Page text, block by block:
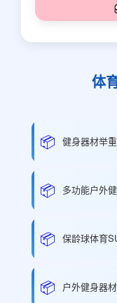
体
📦 健身器材举
📦 多功能户外
📦 保龄球体育
📦 户外健身器